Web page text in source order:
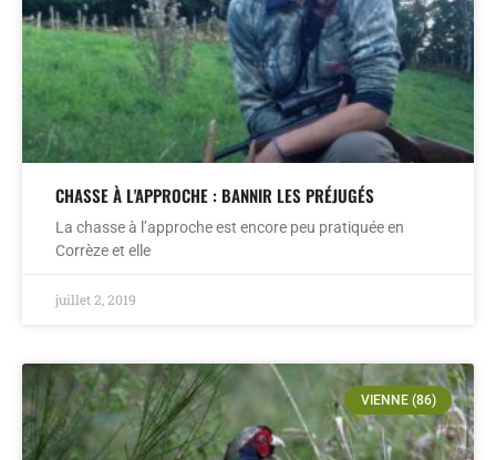
CHASSE À L'APPROCHE : BANNIR LES PRÉJUGÉS
La chasse à l’approche est encore peu pratiquée en
Corrèze et elle
juillet 2, 2019
VIENNE (86)